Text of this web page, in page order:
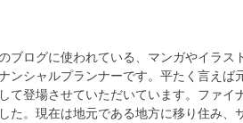
ブログに使われている、マンガやイラス
ンシャルプランナーです。平たく言えば
て登場させていただいています。ファイ
た。現在は地元である地方に移り住み、